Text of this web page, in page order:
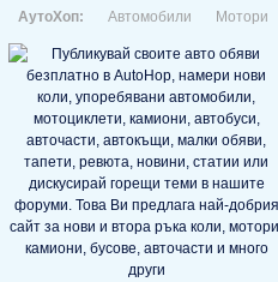
АутоХоп: Автомобили Мотори